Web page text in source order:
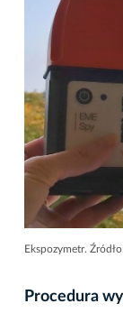
Ekspozymetr.
Procedura